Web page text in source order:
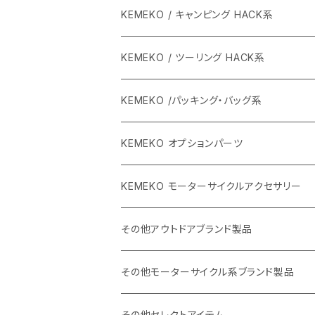
KEMEKO / キャンピング HACK系
KEMEKO / ツーリング HACK系
KEMEKO /パッキング・バッグ系
KEMEKO オプションパーツ
BBQグリル ひらっち
防水充電ケーブルシステム
カーボンポール
KEMEKO モーターサイクルアクセサリー
その他アウトドアブランド製品
ストリームトレイル製品
バッグ
その他モーターサイクル系ブランド製品